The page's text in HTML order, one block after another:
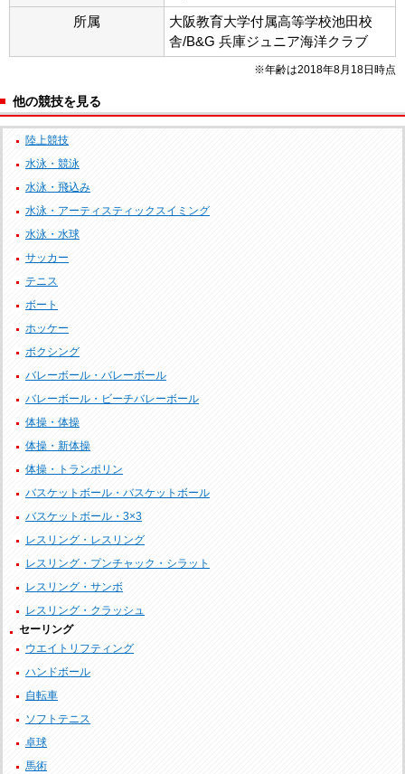
所属
大阪教育大学付属高等学校池田校
舎/B&G 兵庫ジュニア海洋クラブ
※年齢は2018年8月18日時点
他の競技を見る
陸上競技
水泳・競泳
水泳・飛込み
水泳・アーティスティックスイミング
水泳・水球
サッカー
テニス
ボート
ホッケー
ボクシング
バレーボール・バレーボール
バレーボール・ビーチバレーボール
体操・体操
体操・新体操
体操・トランポリン
バスケットボール・バスケットボール
バスケットボール・3×3
レスリング・レスリング
レスリング・プンチャック・シラット
レスリング・サンボ
レスリング・クラッシュ
セーリング
ウエイトリフティング
ハンドボール
自転車
ソフトテニス
卓球
馬術